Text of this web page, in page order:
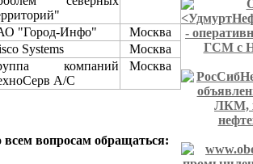
"Город-Инфо"
Москва
Systems
Москва
компаний
А/С
Москва
всем вопросам обращаться: